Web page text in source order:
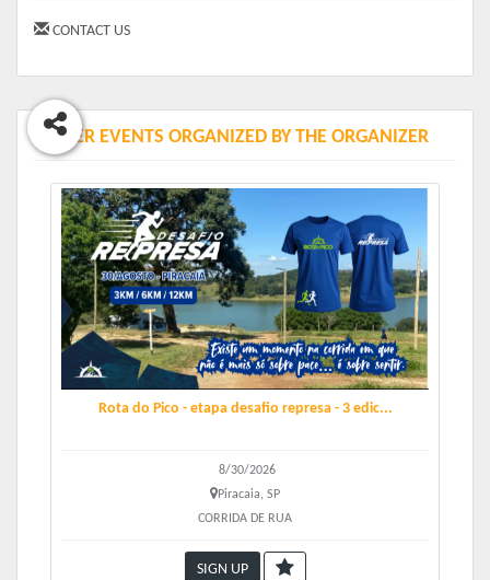
CONTACT US
OTHER EVENTS ORGANIZED BY THE ORGANIZER
Rota do Pico - etapa desafio represa - 3 edic...
8/30/2026
Piracaia, SP
CORRIDA DE RUA
SIGN UP